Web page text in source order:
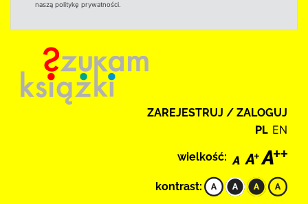
naszą politykę prywatności.
ZAREJESTRUJ / ZALOGUJ
PL EN
wielkość:
kontrast: